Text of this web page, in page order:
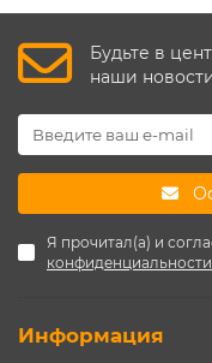
Будьте в
наши
Я прочитал(а) и
Информация